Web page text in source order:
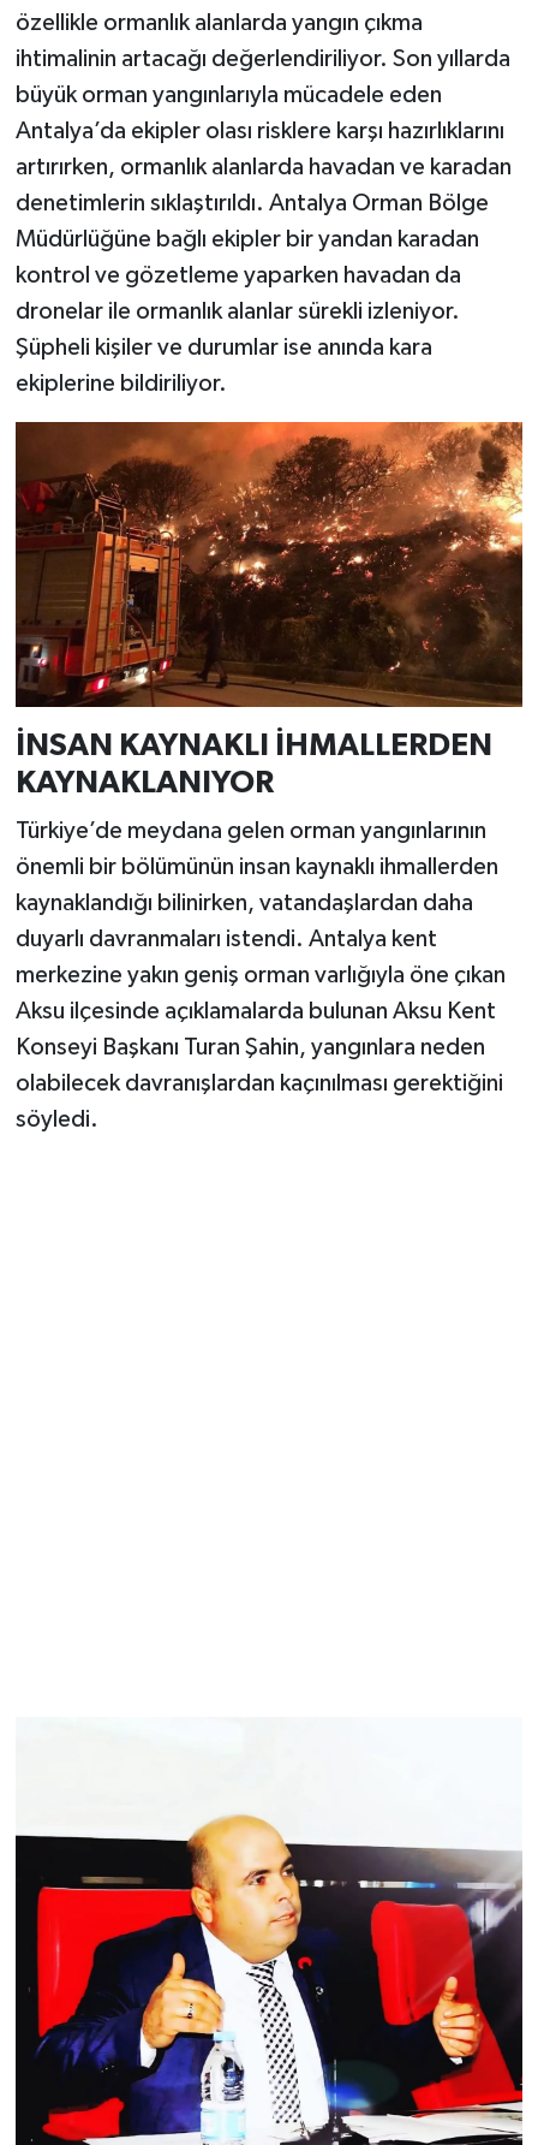
özellikle ormanlık alanlarda yangın çıkma
ihtimalinin artacağı değerlendiriliyor. Son yıllarda
büyük orman yangınlarıyla mücadele eden
Antalya’da ekipler olası risklere karşı hazırlıklarını
artırırken, ormanlık alanlarda havadan ve karadan
denetimlerin sıklaştırıldı. Antalya Orman Bölge
Müdürlüğüne bağlı ekipler bir yandan karadan
kontrol ve gözetleme yaparken havadan da
dronelar ile ormanlık alanlar sürekli izleniyor.
Şüpheli kişiler ve durumlar ise anında kara
ekiplerine bildiriliyor.
İNSAN KAYNAKLI İHMALLERDEN
KAYNAKLANIYOR
Türkiye’de meydana gelen orman yangınlarının
önemli bir bölümünün insan kaynaklı ihmallerden
kaynaklandığı bilinirken, vatandaşlardan daha
duyarlı davranmaları istendi. Antalya kent
merkezine yakın geniş orman varlığıyla öne çıkan
Aksu ilçesinde açıklamalarda bulunan Aksu Kent
Konseyi Başkanı Turan Şahin, yangınlara neden
olabilecek davranışlardan kaçınılması gerektiğini
söyledi.